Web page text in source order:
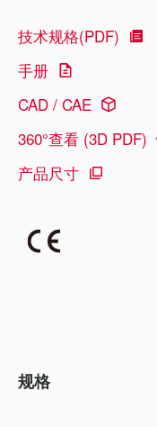
技术规格(PDF)
手册
CAD / CAE
360°查看 (3D PDF)
产品尺寸
规格